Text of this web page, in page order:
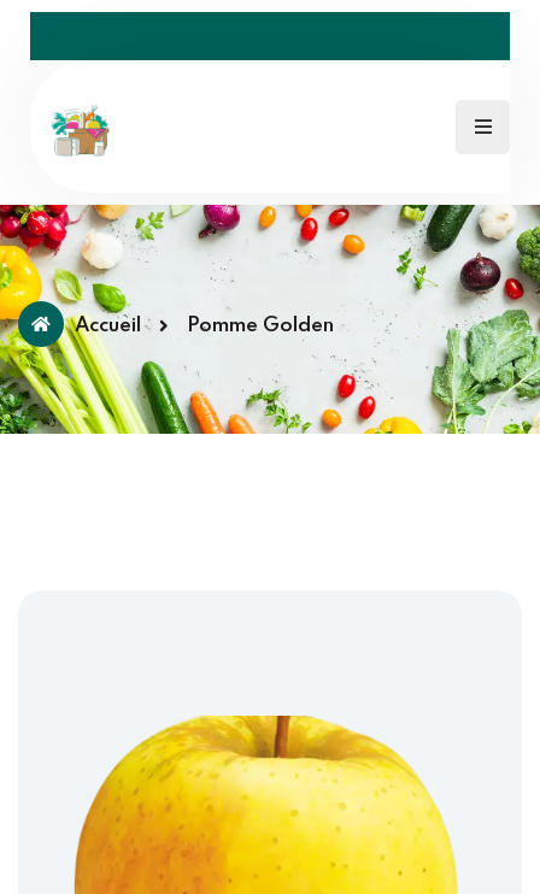
Accueil Pomme Golden